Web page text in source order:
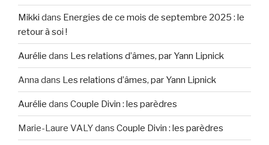
Mikki dans Energies de ce mois de septembre 2025 : le
retour à soi !
Aurélie dans Les relations d’âmes, par Yann Lipnick
Anna dans Les relations d’âmes, par Yann Lipnick
Aurélie dans Couple Divin : les parèdres
Marie-Laure VALYdans Couple Divin : les parèdres